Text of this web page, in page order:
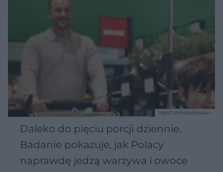
Daleko do pięciu porcji dziennie.
Badanie pokazuje, jak Polacy
naprawdę jedzą warzywa i owoce
TEKST SPONSOROWANY